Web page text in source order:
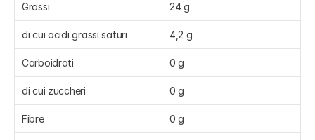
Grassi 24 g
di cui acidi grassi saturi 4,2 g
Carboidrati 0 g
di cui zuccheri 0 g
Fibre 0 g